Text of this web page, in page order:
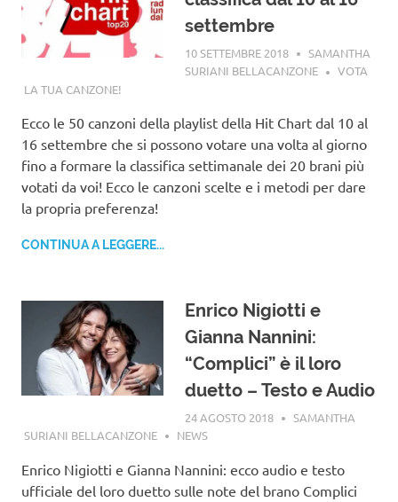
settembre
10 SETTEMBRE 2018
SAMANTHA
SURIANI BELLACANZONE
VOTA
LA TUA CANZONE!
Ecco le 50 canzoni della playlist della Hit Chart dal 10 al
16 settembre che si possono votare una volta al giorno
fino a formare la classifica settimanale dei 20 brani più
votati da voi! Ecco le canzoni scelte e i metodi per dare
la propria preferenza!
CONTINUA A LEGGERE...
Enrico Nigiotti e
Gianna Nannini:
“Complici” è il loro
duetto – Testo e Audio
24 AGOSTO 2018
SAMANTHA
SURIANI BELLACANZONE
NEWS
Enrico Nigiotti e Gianna Nannini: ecco audio e testo
ufficiale del loro duetto sulle note del brano Complici